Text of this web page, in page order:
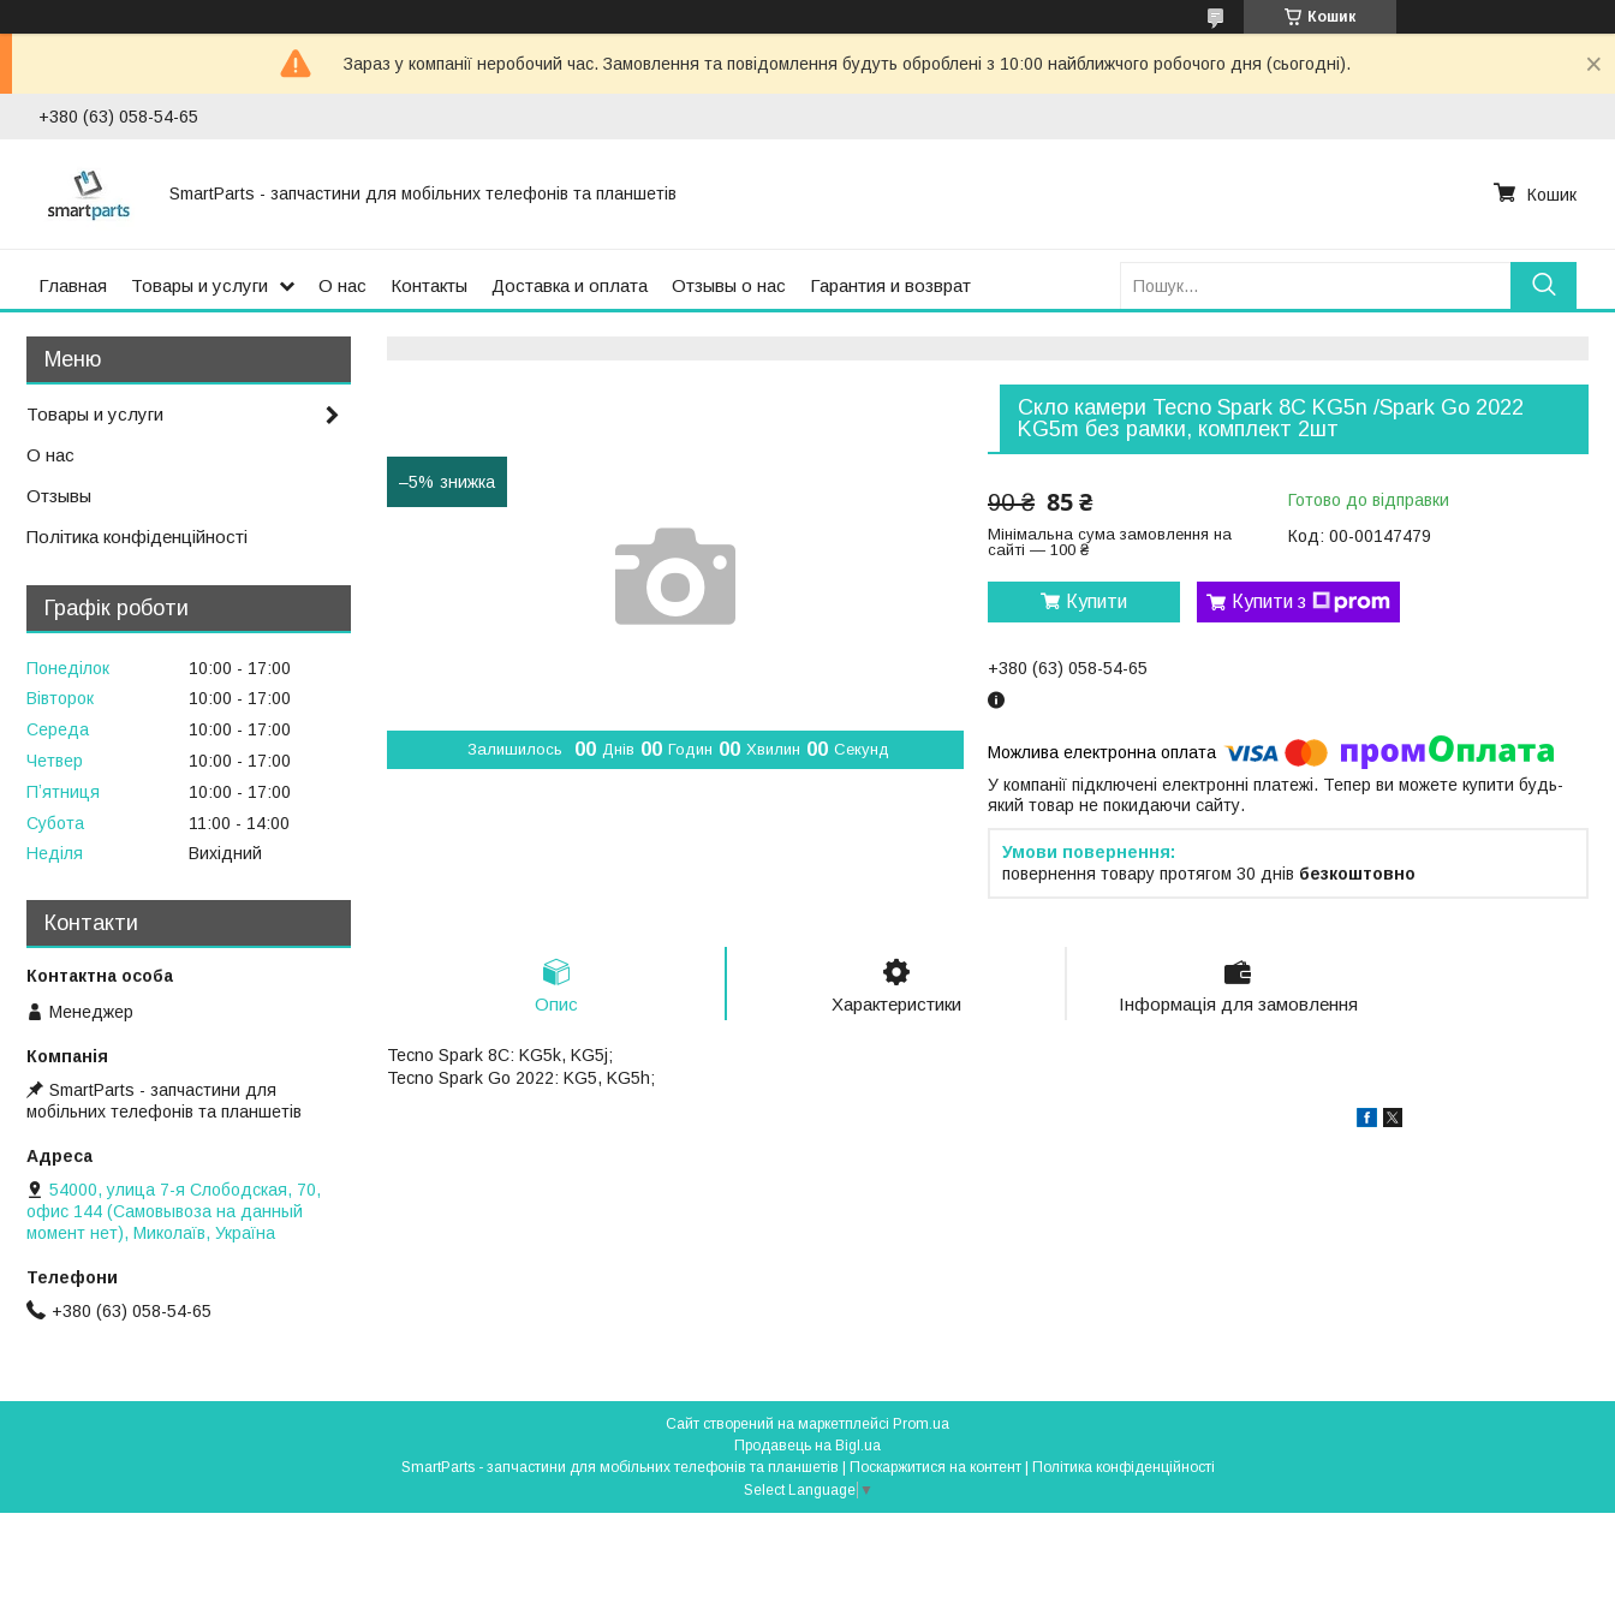
Кошик
Зараз у компанії неробочий час. Замовлення та повідомлення будуть оброблені з 10:00 найближчого робочого дня (сьогодні).
+380 (63) 058-54-65
SmartParts - запчастини для мобільних телефонів та планшетів Кошик
Главная Товары и услуги О нас Контакты Доставка и оплата Отзывы о нас Гарантия и возврат
–5%
Залишилось 00 Днів 00 Годин 00 Хвилин 00 Секунд
Скло камери Tecno Spark 8C KG5n /Spark Go 2022
KG5m без рамки, комплект 2шт
90 ₴ 85 ₴
Мінімальна сума замовлення на
сайті — 100 ₴
Готово до відправки
Код: 00-00147479
Купити Купити з
+380 (63) 058-54-65
У компанії підключені електронні платежі. Тепер ви можете купити будь-
який товар не покидаючи сайту.
повернення товару протягом 30 днів безкоштовно
Опис Характеристики Інформація для замовлення
Tecno Spark 8C: KG5k, KG5j;
Tecno Spark Go 2022: KG5, KG5h;
Товары и услуги
О нас
Отзывы
Політика конфіденційності
Графік роботи
Понеділок 10:00
17:00
Вівторок
10:00
17:00
Середа
10:00
17:00
Четвер
10:00
17:00
Пʼятниця
10:00
17:00
Субота
11:00
14:00
Неділя
Вихідний
Контакти
Менеджер
SmartParts - запчастини для
мобільних телефонів та планшетів
54000, улица 7-я Слободская, 70,
офис 144 (Самовывоза на данный
момент нет), Миколаїв, Україна
+380 (63) 058-54-65
Сайт створений на маркетплейсі Prom.ua
Продавець на Bigl.ua
SmartParts - запчастини для мобільних телефонів та планшетів | Поскаржитися на контент | Політика конфіденційності
Select Language ▼